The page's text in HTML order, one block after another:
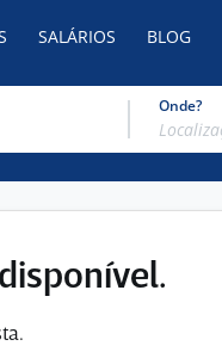
SALÁRIOS BLOG
Onde?